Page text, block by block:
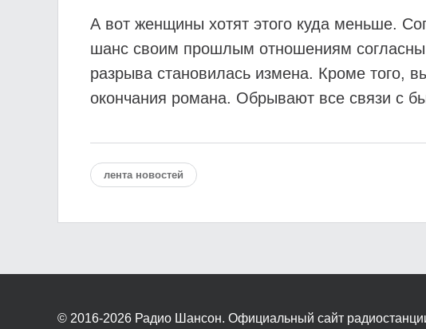
А вот женщины хотят этого куда меньше.
шанс своим прошлым отношениям
разрыва становилась измена. Кроме того,
окончания романа. Обрывают все связи с
лента новостей
© 2016-2026 Радио Шансон. Официальный сайт